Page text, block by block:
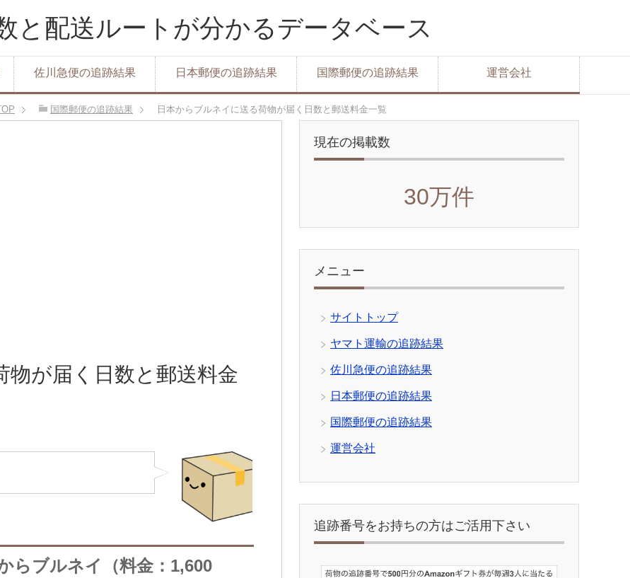
と配送ルートが分かるデータベース
佐川急便の追跡結果 日本郵便の追跡結果 国際郵便の追跡結果 運営会社
国際郵便の追跡結果 日本からブルネイに送る荷物が届く日数と郵送料金一覧
物が届く日数と郵送料金
らブルネイ（料金：1,600
現在の掲載数
30万件
メニュー
サイトトップ
ヤマト運輸の追跡結果
佐川急便の追跡結果
日本郵便の追跡結果
国際郵便の追跡結果
運営会社
追跡番号をお持ちの方はご活用下さい